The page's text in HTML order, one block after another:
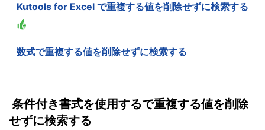
Kutools for Excel で重複する値を削除せずに検索する
数式で重複する値を削除せずに検索する
条件付き書式を使用するで重複する値を削除
せずに検索する